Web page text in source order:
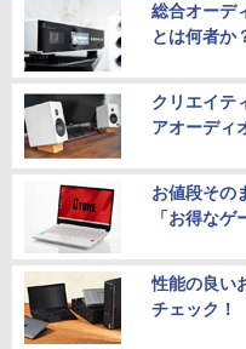
総合オーデ
とは何者か
クリエイテ
アオーディ
お値段その
「お得なゲ
性能の良い
チェック！